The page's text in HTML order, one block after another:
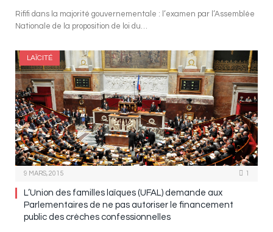
Rififi dans la majorité gouvernementale : l’examen par l’Assemblée
Nationale de la proposition de loi du…
LAÏCITÉ
9 MARS, 2015 1
L’Union des familles laïques (UFAL) demande aux
Parlementaires de ne pas autoriser le financement
public des crèches confessionnelles